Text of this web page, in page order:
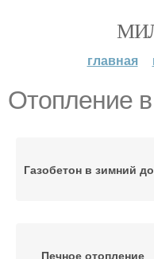
главная
Отопление
Газобетон в зимний
Печное отопление